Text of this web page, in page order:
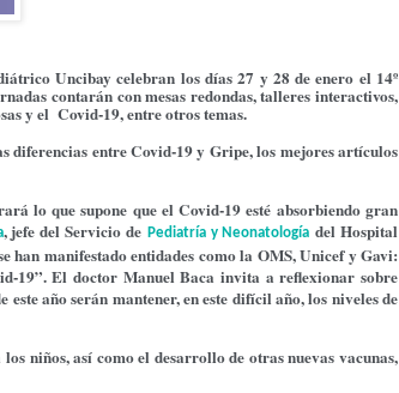
Uncibay celebran los días 27 y 28 de enero el 14º
contarán con mesas redondas, talleres interactivos,
y el Covid-19, entre otros temas.
diferencias entre Covid-19 y Gripe, los mejores artículos
lo que supone que el Covid-19 esté absorbiendo gran
, jefe del Servicio de Pediatría y Neonatología del Hospital
han manifestado entidades como la OMS, Unicef y Gavi:
19”. El doctor Manuel Baca invita a reflexionar sobre
año serán mantener, en este difícil año, los niveles de
niños, así como el desarrollo de otras nuevas vacunas,